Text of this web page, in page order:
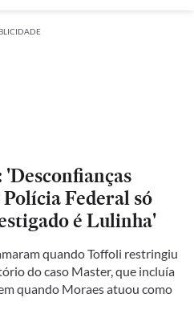
Federal só
é Lulinha'
quando Toffoli restringiu
do caso Master, que incluía
quando Moraes atuou como